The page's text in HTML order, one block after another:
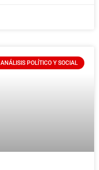
ANÁLISIS POLÍTICO Y SOCIAL